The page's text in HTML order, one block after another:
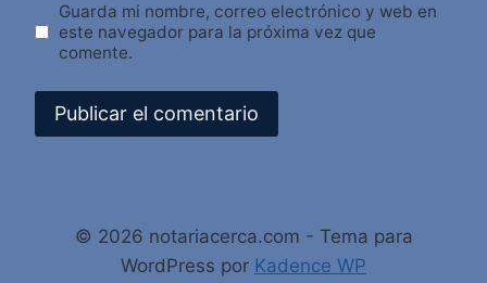
Guarda mi nombre, correo electrónico y web en
este navegador para la próxima vez que
comente.
© 2026 notariacerca.com - Tema para
WordPress por Kadence WP